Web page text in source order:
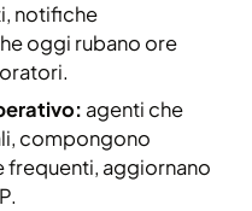
notifiche
oggi rubano ore
agenti che
compongono
frequenti, aggiornano